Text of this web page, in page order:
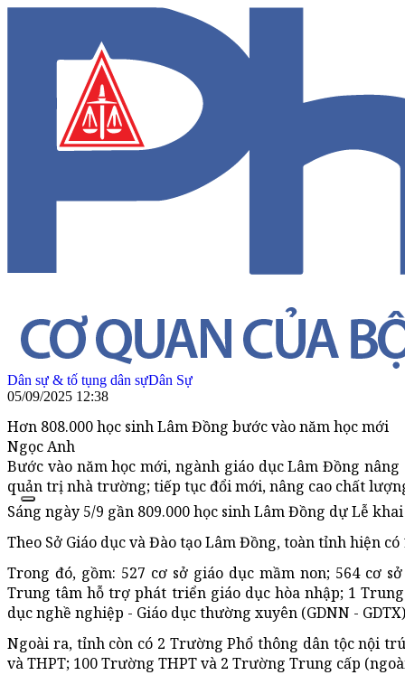
Dân sự & tố tụng dân sựDân Sự
05/09/2025 12:38
Hơn 808.000 học sinh Lâm Đồng bước vào năm học mới
Ngọc Anh
Bước vào năm học mới, ngành giáo dục Lâm Đồng
quản trị nhà trường; tiếp tục đổi mới, nâng cao chất
Sáng ngày 5/9 gần 809.000 học sinh Lâm Đồng dự Lễ
Theo Sở Giáo dục và Đào tạo Lâm Đồng, toàn tỉnh hiện có
Trong đó, gồm: 527 cơ sở giáo dục mầm non; 564 cơ
Trung tâm hỗ trợ phát triển giáo dục hòa nhập; 1
dục nghề nghiệp - Giáo dục thường xuyên (GDNN -
Ngoài ra, tỉnh còn có 2 Trường Phổ thông dân tộc nội
và THPT; 100 Trường THPT và 2 Trường Trung cấp